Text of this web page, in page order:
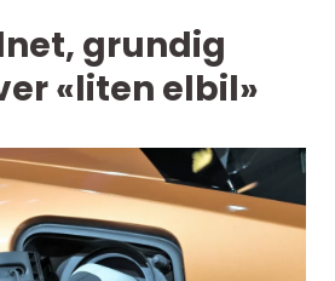
grundig
«liten elbil»